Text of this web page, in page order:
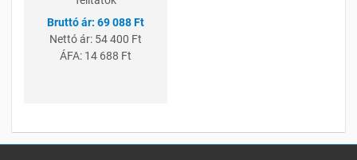
69 088 Ft
Nettó ár: 54 400 Ft
ÁFA: 14 688 Ft